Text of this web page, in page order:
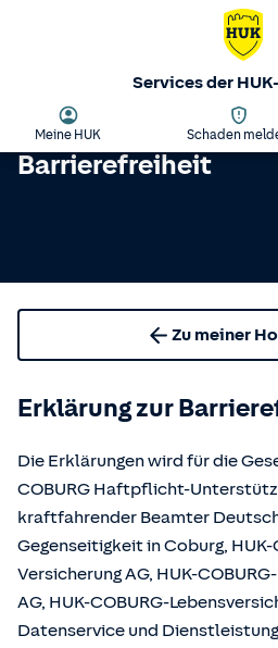
Services der
Meine HUK Schaden
Barrierefreiheit
Zu meiner
Erklärung zur
Die Erklärungen wird für die
COBURG Haftpflicht-
kraftfahrender Beamter
Gegenseitigkeit in Coburg,
Versicherung AG, HUK-
AG, HUK-COBURG-
Datenservice und